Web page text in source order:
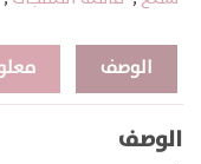
الوصف
الوصف